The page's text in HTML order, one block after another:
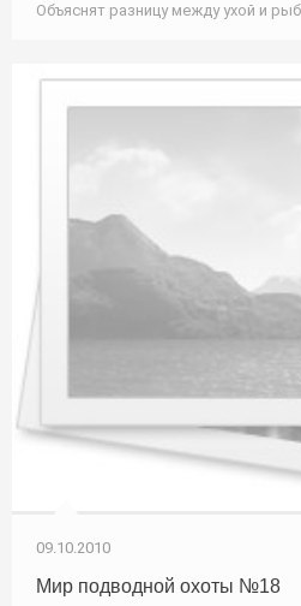
Объяснят разницу между ухой и
09.10.2010
Мир подводной охоты №18